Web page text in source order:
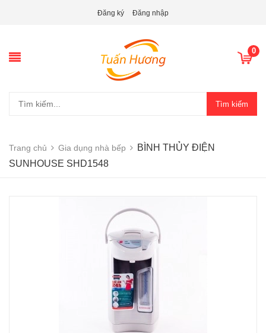
Đăng ký Đăng nhập
0
Tìm kiếm
Trang chủ Gia dụng nhà bếp
BÌNH THỦY ĐIỆN
SUNHOUSE SHD1548